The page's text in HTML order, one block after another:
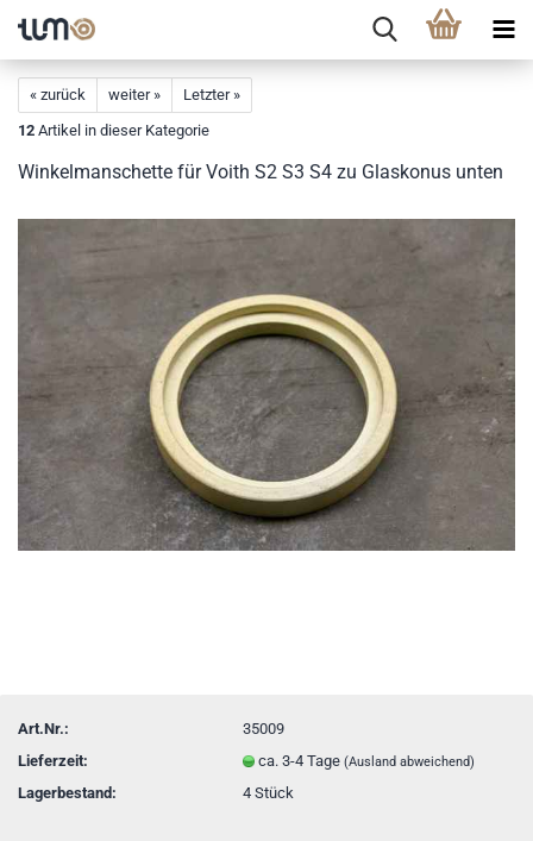
« zurück weiter »
Letzter »
12 Artikel in dieser Kategorie
Winkelmanschette für Voith S2 S3 S4 zu Glaskonus unten
Art.Nr.:
35009
Lieferzeit:
ca. 3-4 Tage(Ausland abweichend)
Lagerbestand: 4Stück